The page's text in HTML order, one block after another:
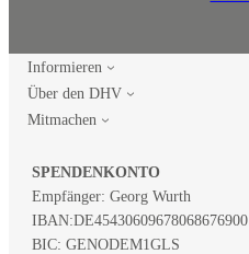
Informieren
Über den DHV
Mitmachen
SPENDENKONTO
Empfänger: Georg Wurth
IBAN:DE45430609678068676900
BIC: GENODEM1GLS